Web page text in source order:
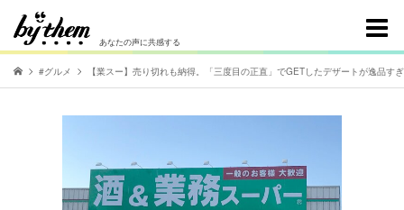
あなたの声に共感する
#グルメ 【業スー】売り切れも納得。「三度目の正直」でGETしたデザートが逸品す